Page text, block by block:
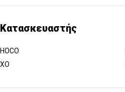
Κατασκευαστής
HOCO
XO